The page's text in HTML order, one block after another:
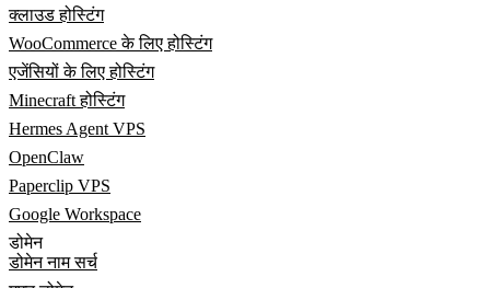
क्लाउड होस्टिंग
WooCommerce के लिए होस्टिंग
एजेंसियों के लिए होस्टिंग
Minecraft होस्टिंग
Hermes Agent VPS
OpenClaw
Paperclip VPS
Google Workspace
डोमेन
डोमेन नाम सर्च